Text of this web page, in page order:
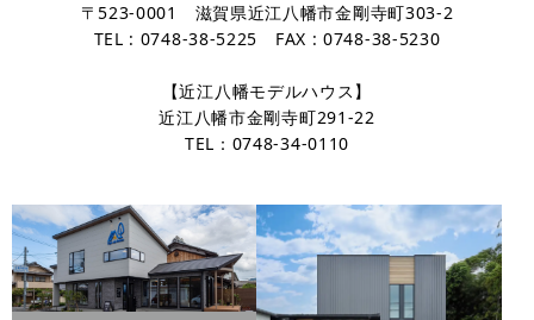
〒523-0001 滋賀県近江八幡市金剛寺町303-2
TEL : 0748-38-5225 FAX : 0748-38-5230
【近江八幡モデルハウス】
近江八幡市金剛寺町291-22
TEL：0748-34-0110